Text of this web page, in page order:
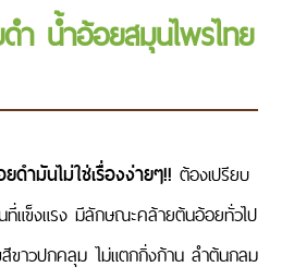
ำ น้ำอ้อยสมุนไพรไทย
ดำมันไม่ใช่เรื่องง่ายๆ!! ต้องเปรียบ
ที่แข็งแรง มีลักษณะคล้ายต้นอ้อยทั่วไป
ขาวปกคลุม ไม่แตกกิ่งก้าน ลำต้นกลม